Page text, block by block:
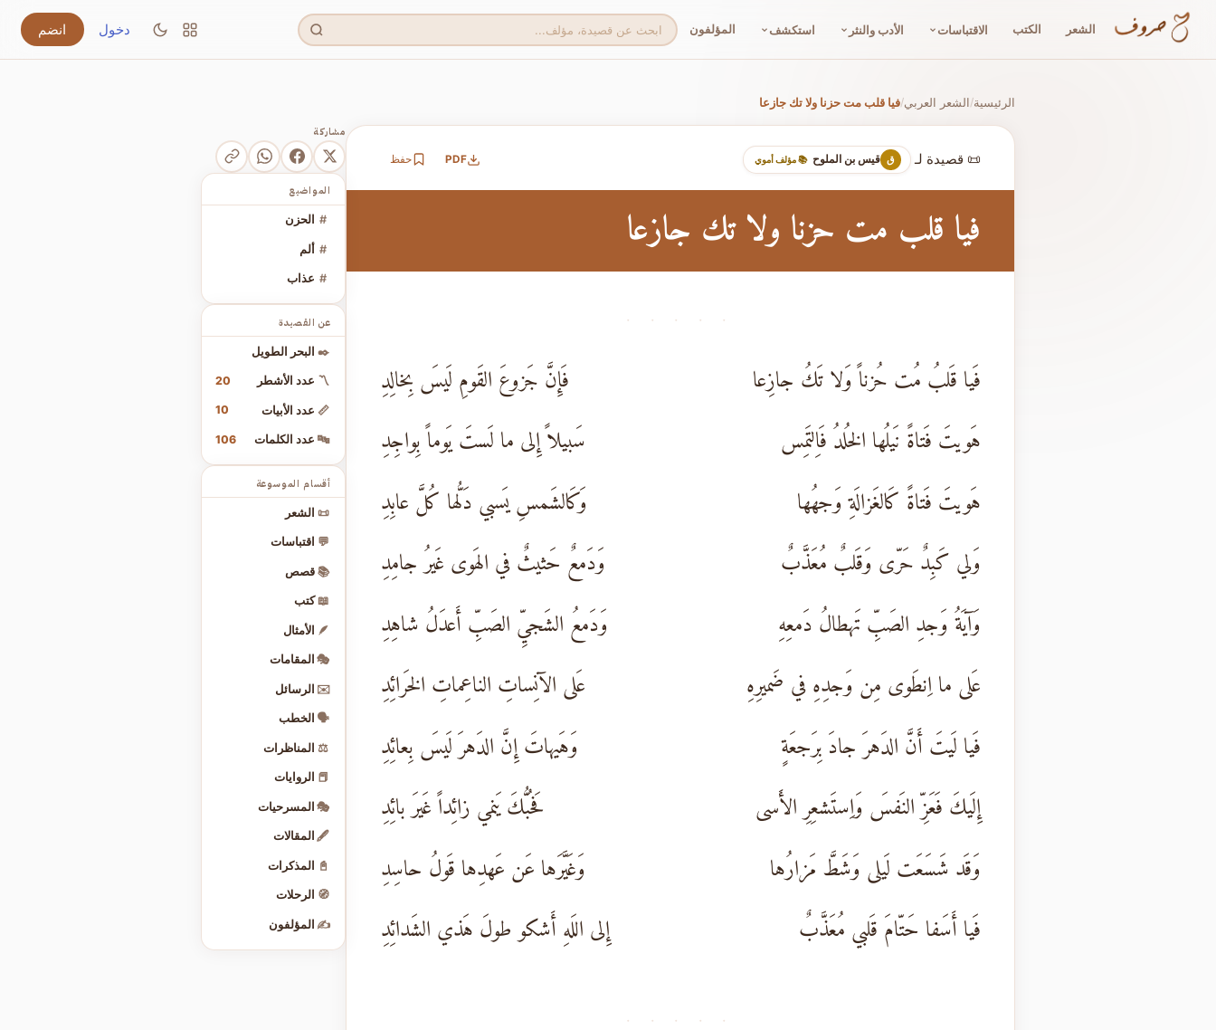
الشعر الكتب الاقتباسات الأدب والنثر استكشف المؤلفون دخول انضم
الرئيسية/الشعر العربي/فيا قلب مت حزنا ولا تك جازعا
📜 قصيدة لـ ق قيس بن الملوح 📚 مؤلف أموي PDF حفظ
فيا قلب مت حزنا ولا تك جازعا
· · · · ·
فَيا قَلبُ مُت حُزناً وَلا تَكُ جازِعا
فَإِنَّ جَزوعَ القَومِ لَيسَ بِخالِدِ
هَويتَ فَتاةً نَيلُها الخُلدُ فَاِلتَمِس
سَبيلاً إِلى ما لَستَ يَوماً بِواجِدِ
هَويتَ فَتاةً كَالغَزالَةِ وَجهُها
وَكَالشَمسِ يَسبي دَلُّها كُلَّ عابِدِ
وَلي كَبِدٌ حَرّى وَقَلبٌ مُعَذَّبٌ
وَدَمعٌ حَثيثٌ في الهَوى غَيرُ جامِدِ
وَآيَةُ وَجدِ الصَبِّ تَهطالُ دَمعِهِ
وَدَمعُ الشَجيِّ الصَبِّ أَعدَلُ شاهِدِ
عَلى ما اِنطَوى مِن وَجدِهِ في ضَميرِهِ
عَلى الآنِساتِ الناعِماتِ الخَرائِدِ
فَيا لَيتَ أَنَّ الدَهرَ جادَ بِرَجعَةٍ
وَهَيهاتَ إِنَّ الدَهرَ لَيسَ بِعائِدِ
إِلَيكَ فَعَزِّ النَفسَ وَاِستَشعِرِ الأَسى
فَحُبُّكَ يَنمي زائِداً غَيرَ بائِدِ
وَقَد شَسَعَت لَيلى وَشَطَّ مَزارُها
وَغَيَّرَها عَن عَهدِها قَولُ حاسِدِ
فَيا أَسَفا حَتّامَ قَلبي مُعَذَّبٌ
إِلى اللَهِ أَشكو طولَ هَذي الشَدائِدِ
· · · · ·
مشاركة
المواضيع
# الحزن
# ألم
# عذاب
عن القصيدة
✒️ البحر الطويل
〽️ عدد الأشطر 20
📏 عدد الأبيات 10
🔤 عدد الكلمات 106
أقسام الموسوعة
📜 الشعر
💬 اقتباسات
📚 قصص
📖 كتب
🪶 الأمثال
🎭 المقامات
✉️ الرسائل
🗣️ الخطب
⚖️ المناظرات
📕 الروايات
🎭 المسرحيات
🖋️ المقالات
📓 المذكرات
🧭 الرحلات
✍️ المؤلفون